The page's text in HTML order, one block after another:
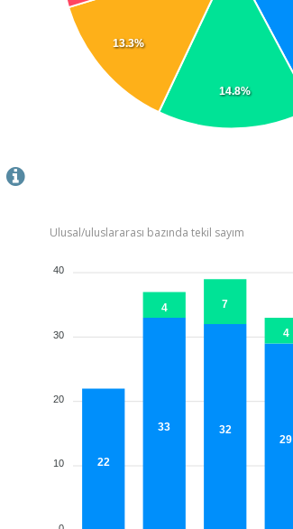
14.8%
13.3%
Ulusal/uluslararası bazında tekil sayım
22
33 32
29
4 7
4
40
30
20
10